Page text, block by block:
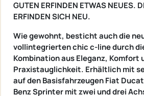
GUTEN ERFINDEN ETWAS NEUES.
ERFINDEN SICH NEU.
Wie gewohnt, besticht auch die
vollintegrierten chic c-line durch
Kombination aus Eleganz, Komfort
Praxistauglichkeit. Erhältlich mit
auf den Basisfahrzeugen Fiat
Benz Sprinter mit zwei und drei